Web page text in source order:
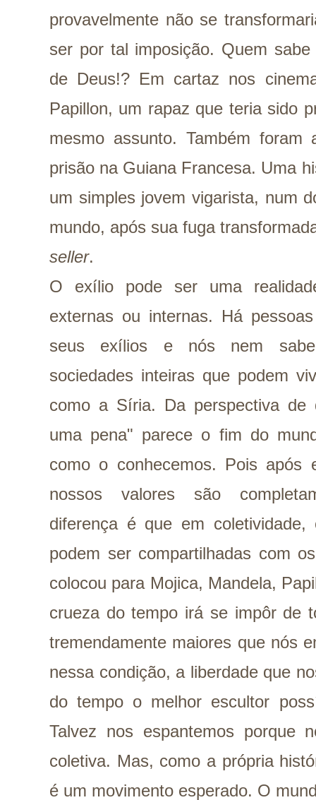
provavelmente não se
ser por tal imposição. Quem
de Deus!? Em cartaz nos
Papillon, um rapaz que teria sido
mesmo assunto. Também foram
prisão na Guiana Francesa. Uma
um simples jovem vigarista, num
mundo, após sua fuga
seller.
O exílio pode ser uma
externas ou internas. Há
seus exílios e nós nem
sociedades inteiras que podem
como a Síria. Da perspectiva de
uma pena" parece o fim do
como o conhecemos. Pois após
nossos valores são
diferença é que em
podem ser compartilhadas com
colocou para Mojica, Mandela,
crueza do tempo irá se impôr de
tremendamente maiores que nós
nessa condição, a liberdade que
do tempo o melhor escultor
Talvez nos espantemos porque
coletiva. Mas, como a própria
é um movimento esperado. O